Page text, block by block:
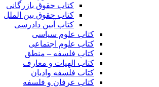
کتاب حقوق بازرگانی
کتاب حقوق بین الملل
کتاب آیین دادرسی
کتاب علوم سیاسی
کتاب علوم اجتماعی
کتاب فلسفه – منطق
کتاب الهیات و معارف
کتاب فلسفه وادیان
کتاب عرفان و فلسفه